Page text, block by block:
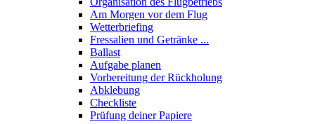
Am Morgen vor dem Flug
Wetterbriefing
Fressalien und Getränke ...
Ballast
Aufgabe planen
Vorbereitung der Rückholung
Abklebung
Checkliste
Prüfung deiner Papiere